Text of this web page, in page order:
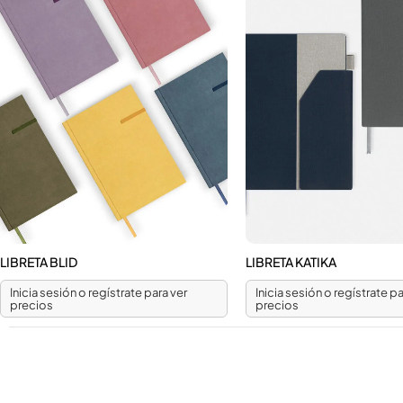
LIBRETA BLID
Inicia sesión o regístrate para ver
precios
LIBRETA KATIKA
Inicia sesión o regístrate
precios